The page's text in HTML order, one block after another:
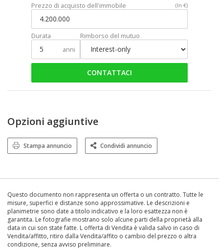
Prezzo di acquisto dell'immobile (In €)
Durata
anni
Rimborso del mutuo
CONTATTACI
Opzioni aggiuntive
Stampa annuncio Condividi annuncio
Questo documento non rappresenta un offerta o un contratto. Tutte le
misure, superfici e distanze sono approssimative. Le descrizioni e
planimetrie sono date a titolo indicativo e la loro esattezza non è
garantita. Le fotografie mostrano solo alcune parti della proprietà alla
data in cui son state fatte. L offerta di Vendita è valida salvo in caso di
Vendita/affitto, ritiro dalla Vendita/affito o cambio del prezzo o altra
condizione, senza avviso preliminare.